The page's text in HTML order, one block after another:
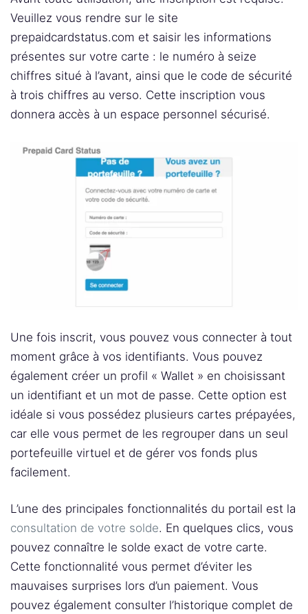
Veuillez vous rendre sur le site
prepaidcardstatus.com et saisir les informations
présentes sur votre carte : le numéro à seize
chiffres situé à l’avant, ainsi que le code de sécurité
à trois chiffres au verso. Cette inscription vous
donnera accès à un espace personnel sécurisé.
Une fois inscrit, vous pouvez vous connecter à tout
moment grâce à vos identifiants. Vous pouvez
également créer un profil « Wallet » en choisissant
un identifiant et un mot de passe. Cette option est
idéale si vous possédez plusieurs cartes prépayées,
car elle vous permet de les regrouper dans un seul
portefeuille virtuel et de gérer vos fonds plus
facilement.
L’une des principales fonctionnalités du portail est la
consultation de votre solde. En quelques clics, vous
pouvez connaître le solde exact de votre carte.
Cette fonctionnalité vous permet d’éviter les
mauvaises surprises lors d’un paiement. Vous
pouvez également consulter l’historique complet de